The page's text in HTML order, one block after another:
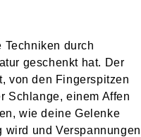
Techniken durch
geschenkt hat. Der
von den Fingerspitzen
Schlange, einem Affen
wie deine Gelenke
und Verspannungen